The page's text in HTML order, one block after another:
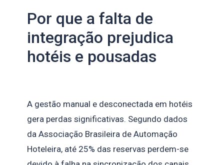
Por que a falta de
integração prejudica
hotéis e pousadas
A gestão manual e desconectada em hotéis
gera perdas significativas. Segundo dados
da Associação Brasileira de Automação
Hoteleira, até 25% das reservas perdem-se